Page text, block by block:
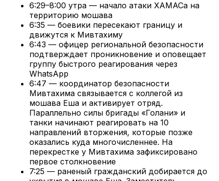
6:29–8:00 утра — начало атаки ХАМАСа на
территорию мошава
6:35 — боевики пересекают границу и
движутся к Мивтахиму
6:43 — офицер региональной безопасности
подтверждает проникновение и оповещает
группу быстрого реагирования через
WhatsApp
6:47 — координатор безопасности
Мивтахима связывается с коллегой из
мошава Еша и активирует отряд.
Параллельно силы бригады «Голани» и
танки начинают реагировать на 10
направлений вторжения, которые позже
оказались куда многочисленнее. На
перекрестке у Мивтахима зафиксировано
первое столкновение
7:25 — раненый гражданский добирается до